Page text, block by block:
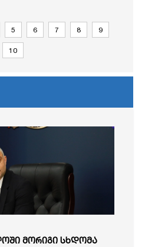
5 6 7 8 9
10
მორიგი სხდომა